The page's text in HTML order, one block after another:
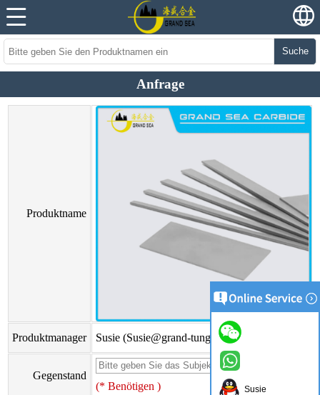
Suche
Anfrage
Produktname
Produktmanager Susie (Susie@grand-tungsten.com)
Gegenstand
(* Benötigen )
Susie